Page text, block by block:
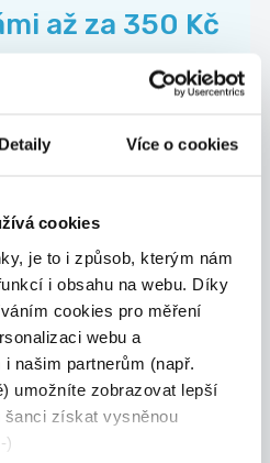
Detaily Více o cookies
cookies
je to i způsob, kterým nám
i obsahu na webu. Díky
cookies pro měření
webu a
našim partnerům (např.
umožníte zobrazovat lepší
získat vysněnou
)
až za 350 Kč
V čase, který vám
TOP
až za 350 Kč
V čase, který vám